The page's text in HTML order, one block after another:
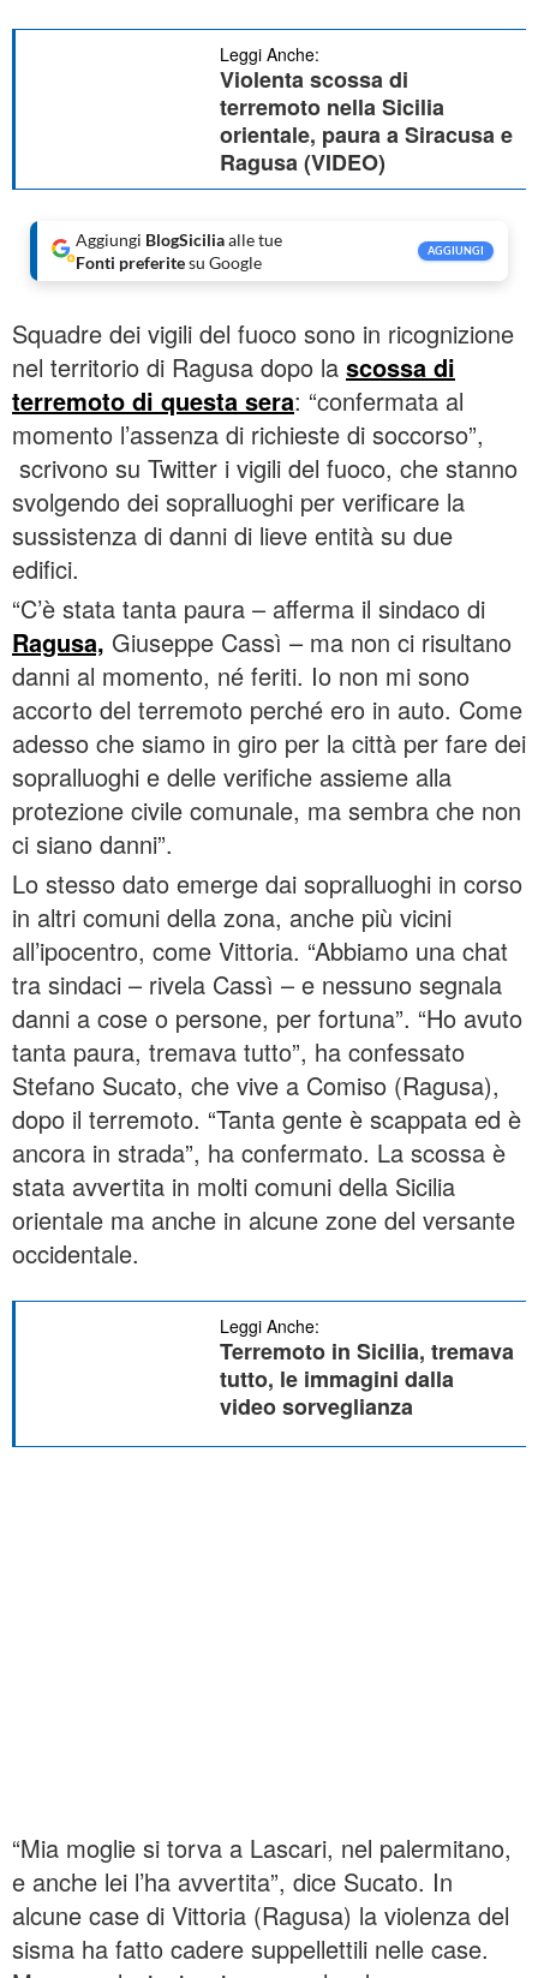
Leggi Anche:
Violenta scossa di
terremoto nella Sicilia
orientale, paura a Siracusa e
Ragusa (VIDEO)
Aggiungi BlogSiciliaalle tue
Fonti preferitesu Google
AGGIUNGI
Squadre dei vigili del fuoco sono in ricognizione
nel territorio di Ragusa dopo la scossa di
terremoto di questa sera: “confermata al
momento l’assenza di richieste di soccorso”,
scrivono su Twitter i vigili del fuoco, che stanno
svolgendo dei sopralluoghi per verificare la
sussistenza di danni di lieve entità su due
edifici.
“C’è stata tanta paura – afferma il sindaco di
Ragusa, Giuseppe Cassì – ma non ci risultano
danni al momento, né feriti. Io non mi sono
accorto del terremoto perché ero in auto. Come
adesso che siamo in giro per la città per fare dei
sopralluoghi e delle verifiche assieme alla
protezione civile comunale, ma sembra che non
ci siano danni”.
Lo stesso dato emerge dai sopralluoghi in corso
in altri comuni della zona, anche più vicini
all’ipocentro, come Vittoria. “Abbiamo una chat
tra sindaci – rivela Cassì – e nessuno segnala
danni a cose o persone, per fortuna”. “Ho avuto
tanta paura, tremava tutto”, ha confessato
Stefano Sucato, che vive a Comiso (Ragusa),
dopo il terremoto. “Tanta gente è scappata ed è
ancora in strada”, ha confermato. La scossa è
stata avvertita in molti comuni della Sicilia
orientale ma anche in alcune zone del versante
occidentale.
Leggi Anche:
Terremoto in Sicilia, tremava
tutto, le immagini dalla
video sorveglianza
“Mia moglie si torva a Lascari, nel palermitano,
e anche lei l’ha avvertita”, dice Sucato. In
alcune case di Vittoria (Ragusa) la violenza del
sisma ha fatto cadere suppellettili nelle case.